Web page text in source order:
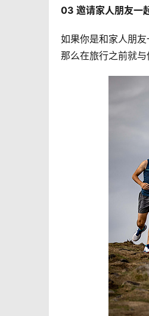
03 邀请家人朋友一
如果你是和家人朋
那么在旅行之前就